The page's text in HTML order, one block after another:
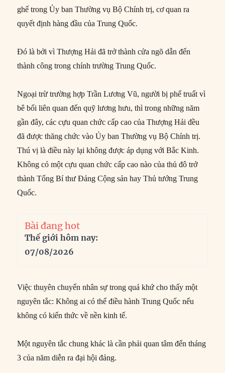
ghế trong Ủy ban Thường vụ Bộ Chính trị, cơ quan ra
quyết định hàng đầu của Trung Quốc.
Đó là bởi vì Thượng Hải đã trở thành cửa ngõ dẫn đến
thành công trong chính trường Trung Quốc.
Ngoại trừ trường hợp Trần Lương Vũ, người bị phế truất vì
bê bối liên quan đến quỹ lương hưu, thì trong những năm
gần đây, các cựu quan chức cấp cao của Thượng Hải đều
đã được thăng chức vào Ủy ban Thường vụ Bộ Chính trị.
Thú vị là điều này lại không được áp dụng với Bắc Kinh.
Không có một cựu quan chức cấp cao nào của thủ đô trở
thành Tổng Bí thư Đảng Cộng sản hay Thủ tướng Trung
Quốc.
Bài đang hot
Thế giới hôm nay:
07/08/2026
Việc thuyên chuyển nhân sự trong quá khứ cho thấy một
nguyên tắc: Không ai có thể điều hành Trung Quốc nếu
không có kiến thức về nền kinh tế.
Một nguyên tắc chung khác là cần phải quan tâm đến tháng
3 của năm diễn ra đại hội đảng.